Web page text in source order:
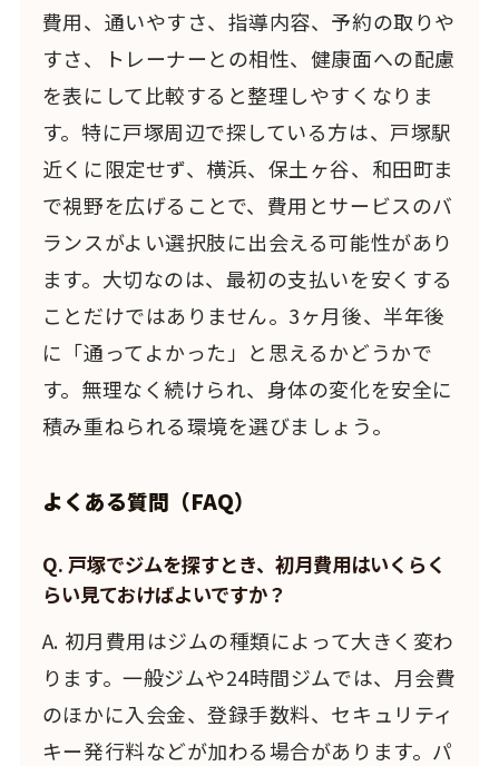
費用、通いやすさ、指導内容、予約の取りや
すさ、トレーナーとの相性、健康面への配慮
を表にして比較すると整理しやすくなりま
す。特に戸塚周辺で探している方は、戸塚駅
近くに限定せず、横浜、保土ヶ谷、和田町ま
で視野を広げることで、費用とサービスのバ
ランスがよい選択肢に出会える可能性があり
ます。大切なのは、最初の支払いを安くする
ことだけではありません。3ヶ月後、半年後
に「通ってよかった」と思えるかどうかで
す。無理なく続けられ、身体の変化を安全に
積み重ねられる環境を選びましょう。
よくある質問（FAQ）
Q. 戸塚でジムを探すとき、初月費用はいくらく
らい見ておけばよいですか？
A. 初月費用はジムの種類によって大きく変わ
ります。一般ジムや24時間ジムでは、月会費
のほかに入会金、登録手数料、セキュリティ
キー発行料などが加わる場合があります。パ